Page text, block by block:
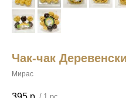
Чак-чак
Мирас